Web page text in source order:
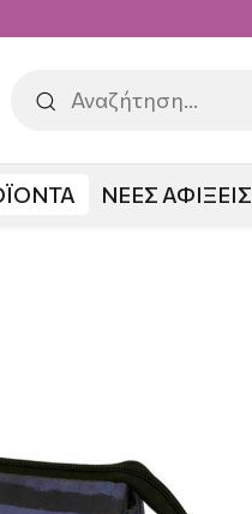
ΝΕΕΣ ΑΦΙΞΕΙΣ